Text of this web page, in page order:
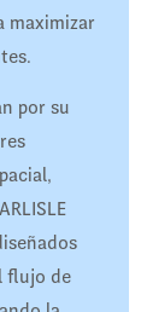
maximizar
por su
flujo de